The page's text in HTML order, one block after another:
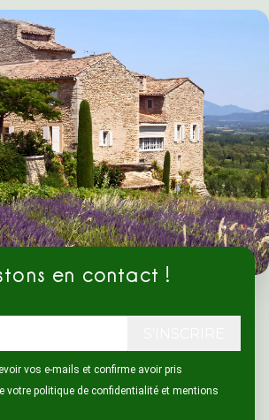
en contact !
vos e-mails et confirme avoir pris
votre politique de confidentialité et mentions